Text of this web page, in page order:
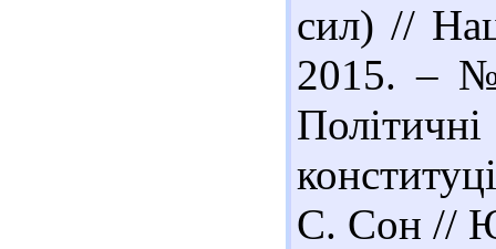
сил) //
2015. –
С. Сон //